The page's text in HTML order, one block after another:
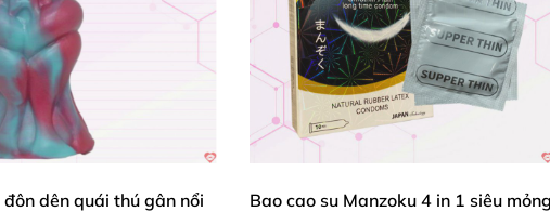
lớnWebsite được bảo hành đổi trả miễn phí khi gặpcác lỗi kĩ
và thanh toán cho sản phẩm.
đôn dên quái thú gân nổi
Bao cao su Manzoku 4 in 1 siêu mỏng